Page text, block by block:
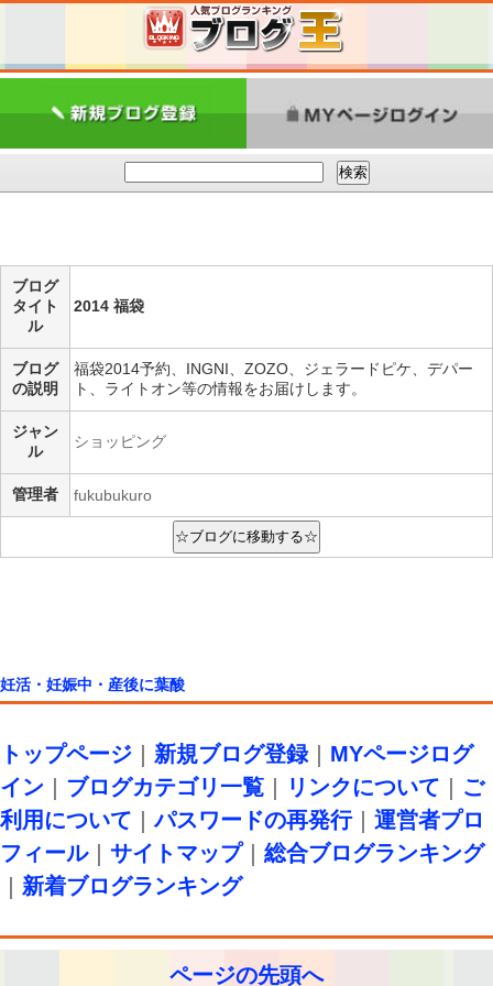
ブログ
タイト
ル
2014 福袋
ブログ
の説明
福袋2014予約、INGNI、ZOZO、ジェラードピケ、デパー
ト、ライトオン等の情報をお届けします。
ジャン
ル
ショッピング
管理者 fukubukuro
妊活・妊娠中・産後に葉酸
トップページ 新規ブログ登録｜ MYページログ
イン
ブログカテゴリ一覧 リンクについて
ご
利用について ｜パスワードの再発行｜ 運営者プロ
フィール｜ サイトマップ｜ 総合ブログランキング
新着ブログランキング
ページの先頭へ